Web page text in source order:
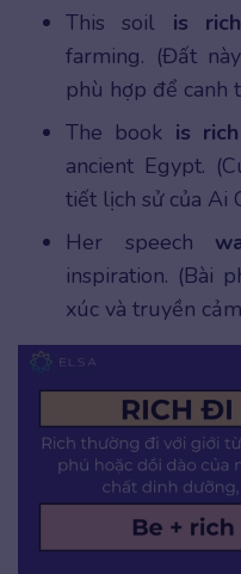
This soil is
farming. (Đất
phù hợp để canh
The book is
ancient Egypt.
tiết lịch sử của Ai
Her speech
inspiration. (Bài
xúc và truyền